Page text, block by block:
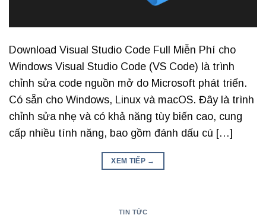
Download Visual Studio Code Full Miễn Phí cho
Windows Visual Studio Code (VS Code) là trình
chỉnh sửa code nguồn mở do Microsoft phát triển.
Có sẵn cho Windows, Linux và macOS. Đây là trình
chỉnh sửa nhẹ và có khả năng tùy biến cao, cung
cấp nhiều tính năng, bao gồm đánh dấu cú […]
XEM TIẾP →
TIN TỨC